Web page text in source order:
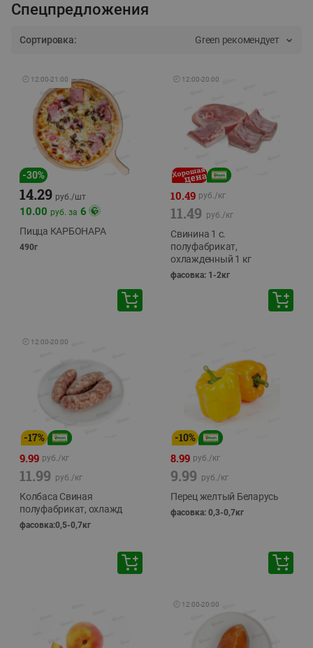
Спецпредложения
Сортировка: Green рекомендует
🕘 12:00-21:00
-30%
14.29 руб./шт
10.00 руб. за 6
Пицца КАРБОНАРА
490г
🕘 12:00-20:00
10.49 руб./кг
11.49 руб./кг
Свинина 1 с.
полуфабрикат,
охлажденный 1 кг
фасовка: 1-2кг
🕘 12:00-20:00
-17%
9.99 руб./кг
11.99 руб./кг
Колбаса Свиная
полуфабрикат, охлажд
фасовка:0,5-0,7кг
-10%
8.99 руб./кг
9.99 руб./кг
Перец желтый Беларусь
фасовка: 0,3-0,7кг
🕘 12:00-20:00